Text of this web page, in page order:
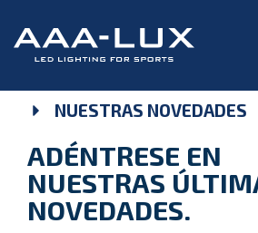
NUESTRAS NOVEDADES
ADÉNTRESE EN
NUESTRAS
NOVEDADES.